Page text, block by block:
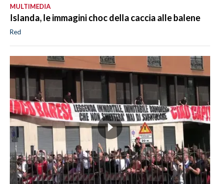
MULTIMEDIA
Islanda, le immagini choc della caccia alle balene
Red